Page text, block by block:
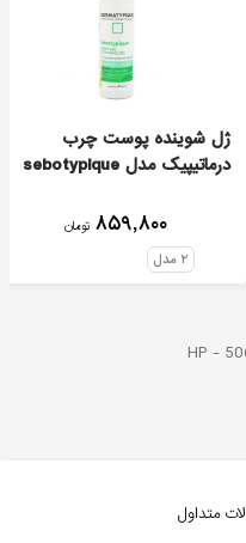
ژل شوینده پوست چرب
درماتیپیک مدل sebotypique
۸۵۹,۸۰۰ تومان
۲ مدل
HP -
متداول